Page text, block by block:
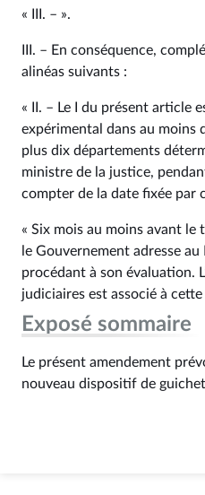
« III. – ».
III. – En conséquence,
alinéas suivants :
« II. – Le I du présent article
expérimental dans au moins
plus dix départements
ministre de la justice,
compter de la date fixée par
« Six mois au moins avant le
le Gouvernement adresse
procédant à son évaluation.
judiciaires est associé à
Exposé sommaire
Le présent amendement
nouveau dispositif de